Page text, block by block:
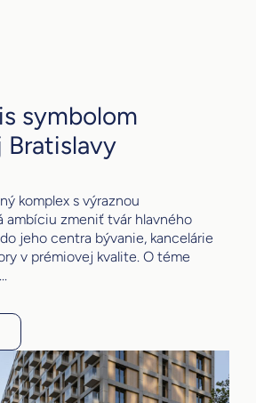
symbolom
Bratislavy
komplex s výraznou
ambíciu zmeniť tvár hlavného
jeho centra bývanie, kancelárie
v prémiovej kvalite. O téme